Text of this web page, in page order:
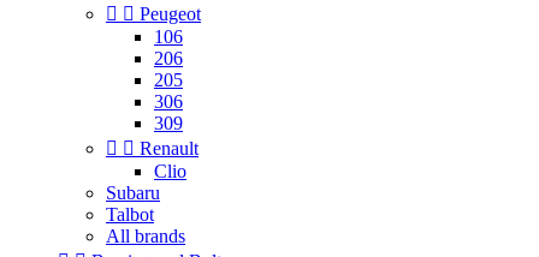
  Peugeot
106
206
205
306
309
  Renault
Clio
Subaru
Talbot
All brands